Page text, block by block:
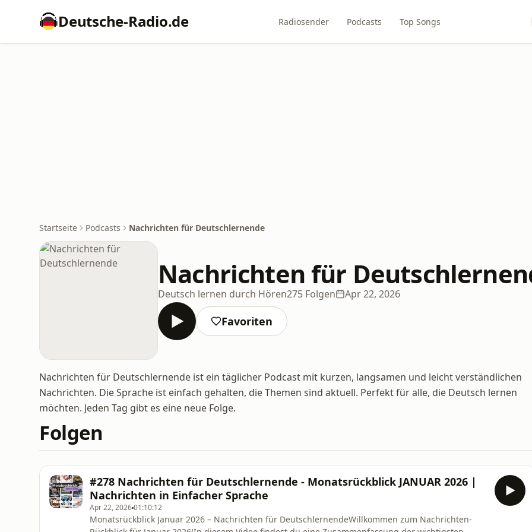
Deutsche-Radio.de Radiosender Podcasts Top Songs
Startseite Podcasts Nachrichten für Deutschlernende
Nachrichten für
Deutsch lernen durch Hören275 Folgen Apr 22, 2026
Favoriten
Nachrichten für Deutschlernende ist ein täglicher Podcast mit kurzen, langsamen und leicht verständlichen
Nachrichten. Die Sprache ist einfach gehalten, die Themen sind aktuell. Perfekt für alle, die Deutsch lernen
möchten. Jeden Tag gibt es eine neue Folge.
Folgen
#278 Nachrichten für Deutschlernende - Monatsrückblick JANUAR 2026 |
Nachrichten in Einfacher Sprache
Apr 22, 202601:10:12
Monatsrückblick Januar 2026 – Nachrichten für DeutschlernendeWillkommen zum Nachrichten-